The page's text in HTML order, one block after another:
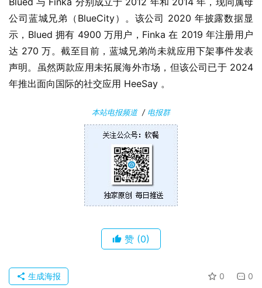
i
n
1
0
P
于
公司蓝城兄弟（BlueCity）。该公司 2020 年披露数据显
示，Blued 拥有 4900 万用户，Finka 在 2019 年注册用户
达 270 万。截至目前，蓝城兄弟尚未就应用下架事件发表
声明。虽然两款应用未拓展海外市场，但该公司已于 2024
年推出面向国际的社交应用 HeeSay 。
本站电报频道/ 电报群
赞 (0)
0 0
生成海报